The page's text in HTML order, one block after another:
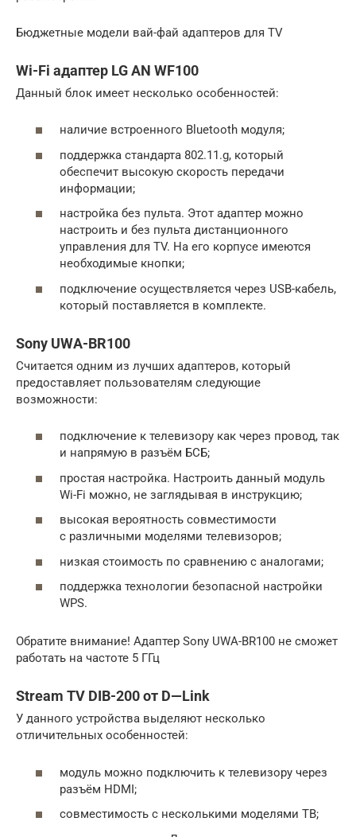
Бюджетные модели вай-фай адаптеров для TV
Wi-Fi адаптер LG AN WF100
Данный блок имеет несколько особенностей:
наличие встроенного Bluetooth модуля;
поддержка стандарта 802.11.g, который
обеспечит высокую скорость передачи
информации;
настройка без пульта. Этот адаптер можно
настроить и без пульта дистанционного
управления для TV. На его корпусе имеются
необходимые кнопки;
подключение осуществляется через USB-кабель,
который поставляется в комплекте.
Sony UWA-BR100
Считается одним из лучших адаптеров, который
предоставляет пользователям следующие
возможности:
подключение к телевизору как через провод, так
и напрямую в разъём БСБ;
простая настройка. Настроить данный модуль
Wi-Fi можно, не заглядывая в инструкцию;
высокая вероятность совместимости
с различными моделями телевизоров;
низкая стоимость по сравнению с аналогами;
поддержка технологии безопасной настройки
WPS.
Обратите внимание! Адаптер Sony UWA-BR100 не сможет
работать на частоте 5 ГГц
Stream TV DIB-200 от D—Link
У данного устройства выделяют несколько
отличительных особенностей:
модуль можно подключить к телевизору через
разъём HDMI;
совместимость с несколькими моделями ТВ;